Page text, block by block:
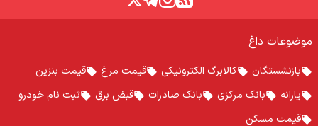
موضوعات داغ
بازنشستگان کالابرگ الکترونیکی قیمت مرغ
قیمت بنزین
یارانه
بانک مرکزی بانک صادرات قبض برق
ثبت نام خودرو
قیمت مسکن